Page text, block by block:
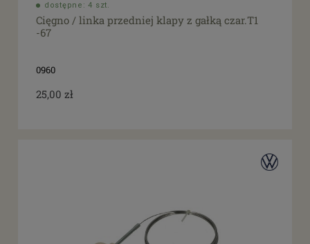
dostępne: 4 szt.
Cięgno / linka przedniej klapy z gałką czar.T1
-67
0960
25,00 zł